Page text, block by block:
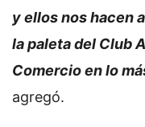
y ellos nos hacen
la paleta del Club
Comercio en lo
agregó.